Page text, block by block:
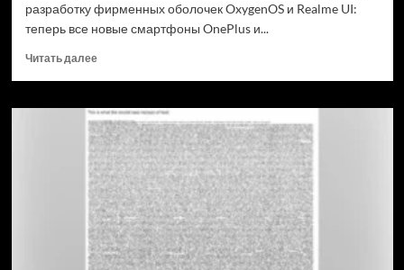
разработку фирменных оболочек OxygenOS и Realme UI:
теперь все новые смартфоны OnePlus и...
Читать далееПрочитать
OPPO
прекращает
поддержку
OxygenOS
и
Realme
UI
—
OnePlus
и